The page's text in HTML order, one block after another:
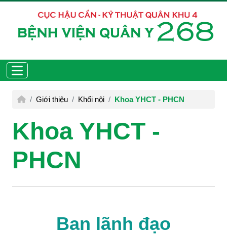
Giới thiệu Khối nội Khoa YHCT - PHCN
Khoa YHCT -
PHCN
Ban lãnh đạo